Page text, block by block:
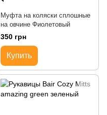
Муфта на коляски сплошные
на овчине Фиолетовый
350 грн
Купить